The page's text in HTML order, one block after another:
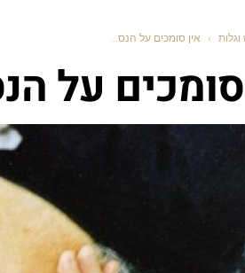
וגלות › אין סומכים על הנס…
סומכים על